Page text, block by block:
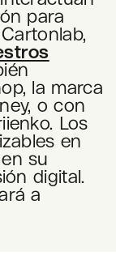
para
la marca
o con
. Los
en
su
digital.
a